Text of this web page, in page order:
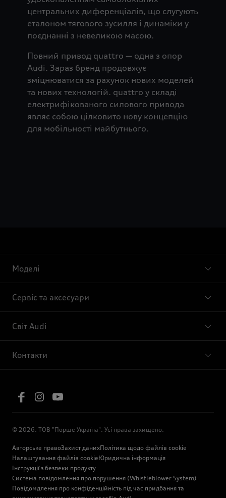
центральних диференціалів, що слугують
еталоном тягового зусилля і динаміки у
поєднанні з невеликою масою.
Повний привод quattro — одна з опор
Audi. Зараз бренд продовжує
зміцнюватися за рахунок нових моделей
та нових технологій. quattro у складі
електрифікованого силового привода
являє собою цілковито нову концепцію
для мобільності майбутнього.
Моделі
Сервіс та аксесуари
Світ Audi
Контакти
© 2026. ТОВ "Порше Україна". Усі права захищено.
Авторське правоЗахист данихПолітика щодо файлів cookie
Налаштування файлів cookieЮридична інформація
Інструкції з безпеки продукту
Система повідомлення про порушення (Whistleblower System)
Повідомдлення про конфіденційність під час придбання та